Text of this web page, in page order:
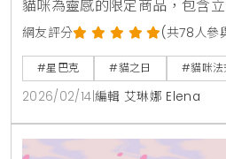
貓咪為靈感的限定商品，包含
定斑紋貓零錢包及造型療癒的貓
網友評分 (共78人參
#星巴克 #貓之日 #貓咪法
2026/02/14 編輯 艾琳娜 Elena